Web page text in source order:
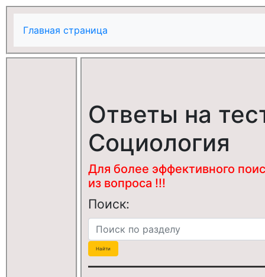
Главная страница
Ответы на
Социология
Для более эффективного
из вопроса !!!
Поиск: